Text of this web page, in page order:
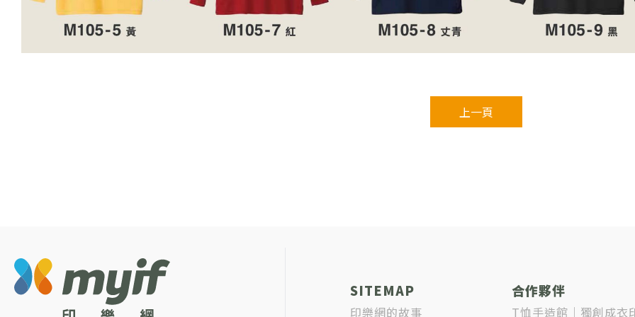
上一頁
SITEMAP
印樂網的故事
合作夥伴
T恤手造館｜獨創成衣